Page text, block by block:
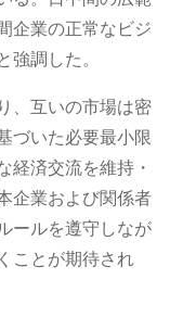
企業の正常なビジ
調した。
、互いの市場は密
づいた必要最小限
経済交流を維持・
企業および関係者
ールを遵守しなが
ことが期待され